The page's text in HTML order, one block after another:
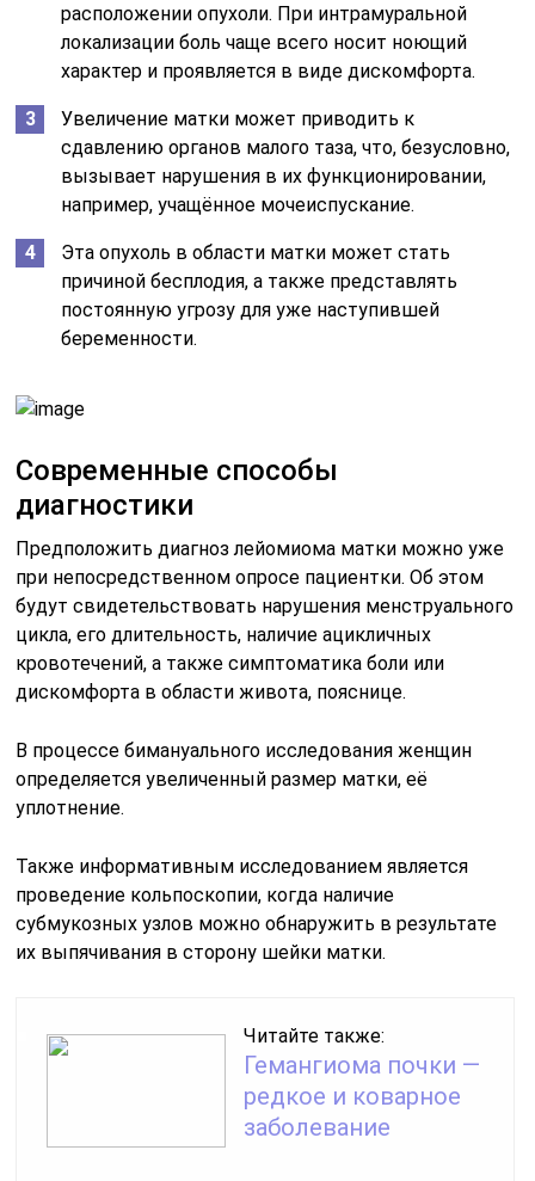
расположении опухоли. При интрамуральной
локализации боль чаще всего носит ноющий
характер и проявляется в виде дискомфорта.
Увеличение матки может приводить к
сдавлению органов малого таза, что, безусловно,
вызывает нарушения в их функционировании,
например, учащённое мочеиспускание.
Эта опухоль в области матки может стать
причиной бесплодия, а также представлять
постоянную угрозу для уже наступившей
беременности.
Современные способы
диагностики
Предположить диагноз лейомиома матки можно уже
при непосредственном опросе пациентки. Об этом
будут свидетельствовать нарушения менструального
цикла, его длительность, наличие ацикличных
кровотечений, а также симптоматика боли или
дискомфорта в области живота, пояснице.
В процессе бимануального исследования женщин
определяется увеличенный размер матки, её
уплотнение.
Также информативным исследованием является
проведение кольпоскопии, когда наличие
субмукозных узлов можно обнаружить в результате
их выпячивания в сторону шейки матки.
Читайте также:
Гемангиома почки —
редкое и коварное
заболевание